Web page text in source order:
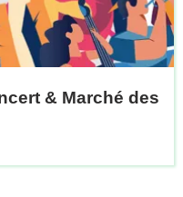
& Marché des